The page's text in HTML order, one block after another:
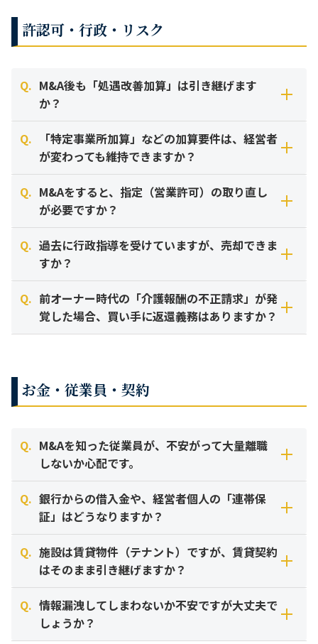
締結させていただいた上で、詳細な企業概要書（IM）を開示
させていただきます。
だけます。
介護・医療・福祉・調剤・保育・建設・治療家・葬儀
許認可・行政・リスク
Q. M&A後も「処遇改善加算」は引き継げます
か？
はい、基本的には引き継ぎ可能ですが、M&Aの手法（スキー
ム）によって手続きが異なります。
【株式譲渡の場合】 運営法人が変わらないため、そのまま加
算の算定を継続できます。行政へは「変更届」の提出で済む
ケースが一般的です。
【事業譲渡の場合】 運営法人が変わるため、現在の法人で一
度「廃止」の手続きを行い、買い手企業側で新たに「加算の
届出」を行う必要があります。ただし、事前にスケジュール
を調整し、空白期間（加算が取れない期間）が出ないように
手続きを進めるのが通例です。
💡ここがポイント（解説）
処遇改善加算は「賃金改善計画」に基づいて支給され
の賃金改善」を行う計画書を提出する必要がありま
す。
参考：厚生労働省老健局：介護保険最新情報Vol.1230（令和6年度介護報酬改
定に関するQ&A）などにおける「事業所の変更等があった場合の取り扱い」
に準拠。
Q.
「特定事業所加算」などの加算要件は、経営者
が変わっても維持できますか？
人員体制や運営基準が維持されていれば可能です。ただし
「人材要件」には注意が必要です。
特定事業所加算などは、「介護福祉士の割合」や「勤続年
数」が要件になっている場合があります。M&Aに伴いベテラ
ン職員が退職してしまい、比率が下がると加算が算定できな
くなるリスクがあります。そのため、職員の雇用継続がM&A
成功の鍵となります。
Q. M&Aをすると、指定（営業許可）の取り直し
が必要ですか？
「株式譲渡」なら不要ですが、「事業譲渡」なら必要です。
【株式譲渡の場合】 法人の法人格はそのままですので、指定
番号も変わりません。代表者変更の届出のみで済みます。
【事業譲渡の場合】 原則として、売り手側で「廃止届」、買
指定を同日に行い、営業を途切れさせない運用（みなし指定
のような運用）が可能です。
💡ここがポイント（解説）
事業譲渡の場合、「指定番号」が変わります。 これに
より、レセプト（請求）ソフトの設定変更や、利用者
様との重要事項説明書の再締結など、事務作業が発生
することを想定しておく必要があります。
参考：介護保険法 第70条（指定介護老人福祉施設等の指定）等の規定に基づ
く。
Q. 過去に行政指導を受けていますが、売却できま
すか？
売却自体は可能ですが、改善報告が完了していることが望ま
しいです。
（過誤調整）」が未払いの状態や、「指定取り消し処分」の
最中である場合は、M&Aが極めて困難になります。 隠して売
必ずご相談ください。
Q. 前オーナー時代の「介護報酬の不正請求」が発
覚した場合、買い手に返還義務はありますか？
【株式譲渡の場合】 会社そのものを引き継ぐため、過去の不
正に対する返還義務も新しいオーナー（買い手）が引き継ぐ
【事業譲渡の場合】 原則として、事業（資産や権利）のみを
買収するため、前の法人が行った不正の責任は引き継ぎませ
ん。 ※ただし、実質的に同一の運営とみなされる場合や、行
政の判断によっては影響が及ぶ可能性もゼロではないため、
詳細な監査（デューデリジェンス）が重要です。
💡ここがポイント（解説）
これが、買い手企業が「事業譲渡」を好む大きな理由
の一つです。売り手様にとっては、事業譲渡は「負の
遺産を断ち切って売れる」メリットがありますが、手
お金・従業員・契約
Q. M&Aを知った従業員が、不安がって大量離職
しないか心配です。
公表のタイミング（ディスクローズ）を慎重に行うことで、
混乱は防げます。
成約前の段階で従業員様に情報を開示することは基本的には
ありません。最終契約を締結し、従業員様の雇用や給与条件
が守られることが確定した段階で、買い手企業の社長様と一
緒に説明会を開くのが最もスムーズです。 カイポケM&Aで
は、この「発表の仕方」や「伝え方」まで含めてサポートい
Q. 銀行からの借入金や、経営者個人の「連帯保
証」はどうなりますか？
基本的には、借入金は会社と共に引き継がれ、経営者様の連
帯保証は外れます（解除されます）。
株式譲渡の場合、会社の借金は新しい株主（買い手企業）が
引き継ぐのが一般的です。その際、金融機関の承諾を得て、
Q. 施設は賃貸物件（テナント）ですが、賃貸契約
はそのまま引き継げますか？
原則引き継げますが、大家さん（オーナー）の承諾が必要に
なるケースが多いです。
Q. 情報漏洩してしまわないか不安ですが大丈夫で
しょうか？